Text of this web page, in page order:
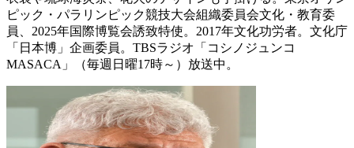
ピック・パラリンピック競技大会組織委員会文化・教育委
員、2025年国際博覧会誘致特使。2017年文化功労者。文化庁
「日本博」企画委員。TBSラジオ「コシノジュンコ
MASACA」（毎週日曜17時～）放送中。